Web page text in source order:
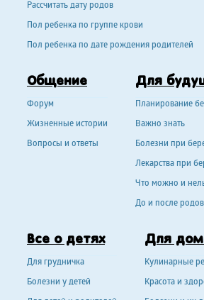
Рассчитать дату родов
Пол ребенка по группе крови
Пол ребенка по дате рождения родителей
Общение
Форум
Жизненные истории
Вопросы и ответы
Для
Планирование
Важно знать
Болезни при
Лекарства при
Что можно и
До и после родов
Все о детях
Для грудничка
Болезни у детей
Для
Кулинарные
Красота и